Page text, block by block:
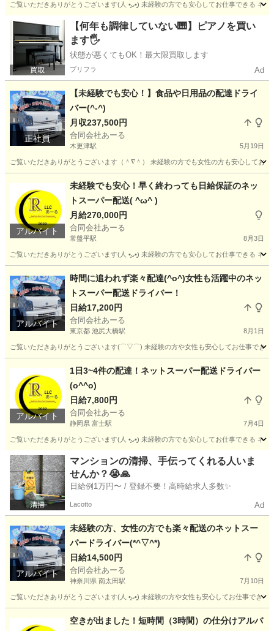
ご覧いただきありがとうございます(⁠人⁠ ⁠•͈⁠ᴗ⁠•͈⁠) 未経験の方でも安心してお仕事できる
千葉 柏市 柏駅 ドライバー 業務委託契約
【何年も調律していない🎹】ピアノを買い
ます🖐️
状態が悪くてもOK！最大限買取します
プリフラ Ad
正社員
【未経験でも安心！】食品や日用品の配達ドライ
バー(^-^)
月収237,500円
合同会社あーる
木更津駅 5月19日
ご覧いただきありがとうございます（＾∇＾） 未経験の方でも女性の方も安心してお
木更津駅 ドライバー 未経験
アルバイト
未経験でも安心！早く終わっても日給保証のネッ
トスーパー配送( ^ω^ )
月給270,000円
合同会社あーる
常盤平駅 8月3日
ご覧いただきありがとうございます(⁠人⁠ ⁠•͈⁠ᴗ⁠•͈⁠) 未経験の方でも安心してお仕事できる
常盤平駅 配送 ネットスーパー
アルバイト
時間に追われず楽々配達(^o^)女性も活躍中のネッ
トスーパー配送ドライバー！
日給17,200円
合同会社あーる
東京都 池尻大橋駅 8月1日
ご覧いただきありがとうございます(⌒▽⌒) 未経験の方や女性も安心してお仕事でき
池尻大橋駅 配送 ネットスーパー
アルバイト
1日3~4件の配達！ネットスーパー配送ドライバー
(o^^o)
日給7,800円
合同会社あーる
静岡県 富士駅 7月4日
ご覧いただきありがとうございます(⁠人⁠ ⁠•͈⁠ᴗ⁠•͈⁠) 未経験の方でも安心してお仕事できる
静岡 富士市 富士駅 ドライバー ネットスーパー
マンションの清掃、手伝ってくれる人いま
せんか？😭🙏
日給例1万円〜 / 登録不要！高時給求人多数✨
Lacotto Ad
アルバイト
未経験の方、女性の方でも楽々配送のネットスー
パードライバー(*^▽^*)
日給14,500円
合同会社あーる
神奈川県 南太田駅 7月10日
ご覧いただきありがとうございます(⁠人⁠ ⁠•͈⁠ᴗ⁠•͈⁠) 未経験の方や女性も安心してお仕事でき
南太田駅 配送 ネット
空きが出ました！短時間（3時間）の仕分けアルバ